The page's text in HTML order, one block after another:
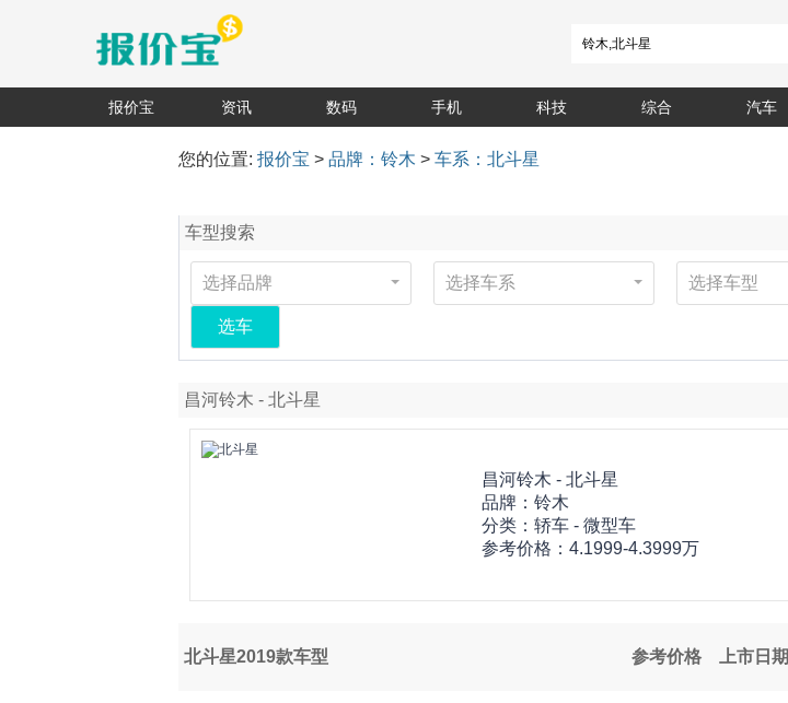
报价宝 资讯 数码 手机 科技 综合 汽车
您的位置:报价宝 >品牌：铃木 >车系：北斗星
车型搜索
选择品牌 选择车系 选择车型
选车
昌河铃木 - 北斗星
昌河铃木 - 北斗星
品牌： 铃木
分类：轿车 - 微型车
参考价格： 4.1999-4.3999万
北斗星2019款车型 参考价格 上市日期